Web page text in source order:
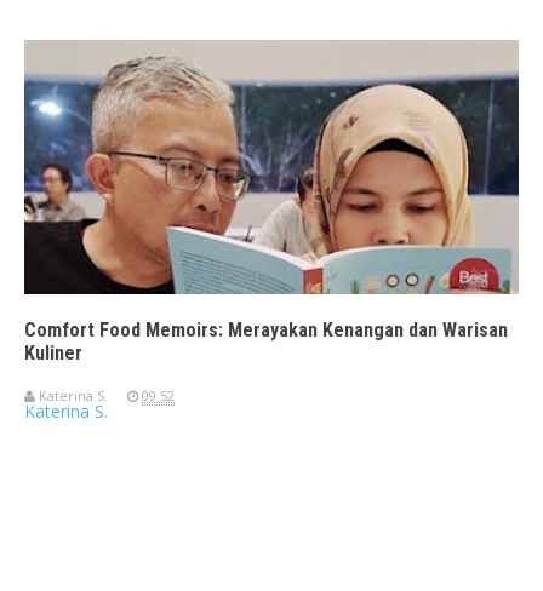
Comfort Food Memoirs: Merayakan Kenangan dan Warisan
Kuliner
Katerina S. 09.52
Katerina S.